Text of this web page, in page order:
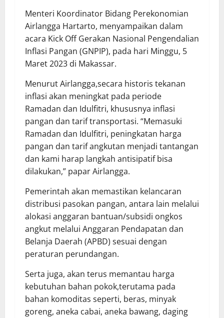
Menteri Koordinator Bidang Perekonomian
Airlangga Hartarto, menyampaikan dalam
acara Kick Off Gerakan Nasional Pengendalian
Inflasi Pangan (GNPIP), pada hari Minggu, 5
Maret 2023 di Makassar.
Menurut Airlangga,secara historis tekanan
inflasi akan meningkat pada periode
Ramadan dan Idulfitri, khususnya inflasi
pangan dan tarif transportasi. “Memasuki
Ramadan dan Idulfitri, peningkatan harga
pangan dan tarif angkutan menjadi tantangan
dan kami harap langkah antisipatif bisa
dilakukan,” papar Airlangga.
Pemerintah akan memastikan kelancaran
distribusi pasokan pangan, antara lain melalui
alokasi anggaran bantuan/subsidi ongkos
angkut melalui Anggaran Pendapatan dan
Belanja Daerah (APBD) sesuai dengan
peraturan perundangan.
Serta juga, akan terus memantau harga
kebutuhan bahan pokok,terutama pada
bahan komoditas seperti, beras, minyak
goreng, aneka cabai, aneka bawang, daging